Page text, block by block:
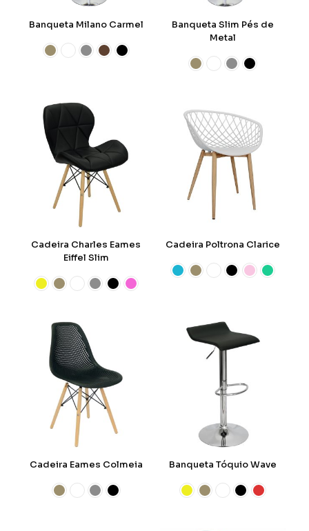
Banqueta Milano Carmel
Banqueta Slim Pés de
Metal
Cadeira Charles Eames
Eiffel Slim
Cadeira Poltrona Clarice
Cadeira Eames Colmeia Banqueta Tóquio Wave